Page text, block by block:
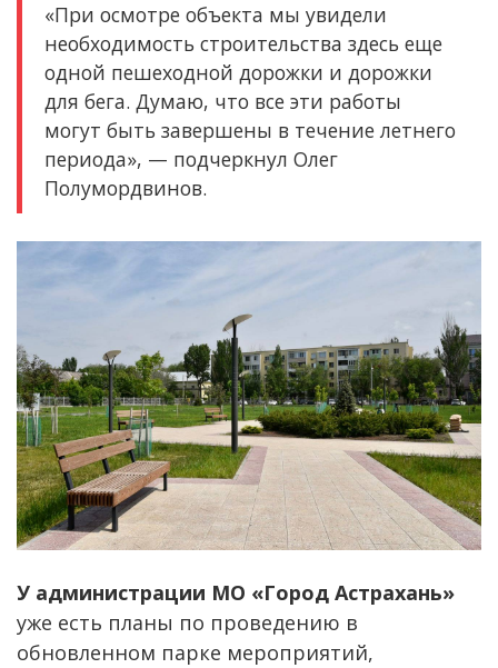
«При осмотре объекта мы увидели
необходимость строительства здесь еще
одной пешеходной дорожки и дорожки
для бега. Думаю, что все эти работы
могут быть завершены в течение летнего
периода», — подчеркнул Олег
Полумордвинов.
У администрации МО «Город Астрахань»
уже есть планы по проведению в
обновленном парке мероприятий,